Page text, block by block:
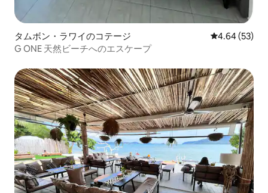
タムボン・ラワイのコテージ レビュー53
4.64 (53)
G ONE 天然ビーチへのエスケープ